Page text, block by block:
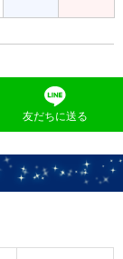
友だちに送る